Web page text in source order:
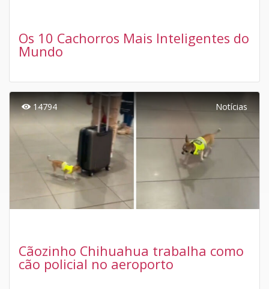
Os 10 Cachorros Mais Inteligentes do
Mundo
14794 Notícias
Cãozinho Chihuahua trabalha como
cão policial no aeroporto